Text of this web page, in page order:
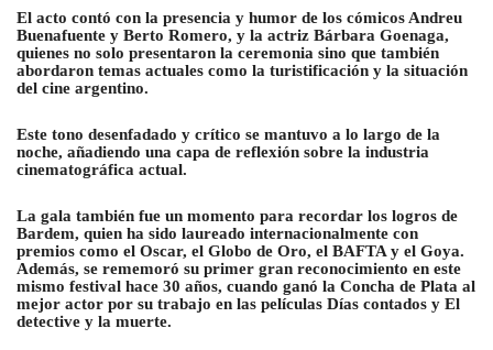
El acto contó con la presencia y humor de los cómicos Andreu
Buenafuente y Berto Romero, y la actriz Bárbara Goenaga,
quienes no solo presentaron la ceremonia sino que también
abordaron temas actuales como la turistificación y la situación
del cine argentino.
Este tono desenfadado y crítico se mantuvo a lo largo de la
noche, añadiendo una capa de reflexión sobre la industria
cinematográfica actual.
La gala también fue un momento para recordar los logros de
Bardem, quien ha sido laureado internacionalmente con
premios como el Oscar, el Globo de Oro, el BAFTA y el Goya.
Además, se rememoró su primer gran reconocimiento en este
mismo festival hace 30 años, cuando ganó la Concha de Plata al
mejor actor por su trabajo en las películas Días contados y El
detective y la muerte.